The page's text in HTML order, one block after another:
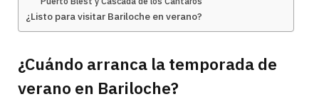
¿Listo para visitar Bariloche en verano?
¿Cuándo arranca la temporada de
verano en Bariloche?